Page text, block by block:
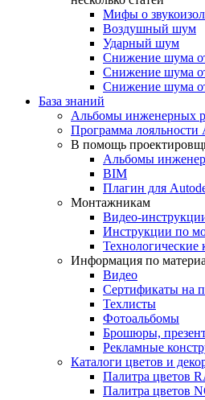
Мифы о
Воздушный шум
Ударный шум
Снижение шума
Снижение шума
Снижение шума
База знаний
Альбомы инженерных
Программа лояльности
В помощь
Альбомы
BIM
Плагин для
Монтажникам
Видео-
Инструкции по
Технологические
Информация по
Видео
Сертификаты на
Техлисты
Фотоальбомы
Брошюры,
Рекламные
Каталоги цветов и
Палитра цветов
Палитра цветов